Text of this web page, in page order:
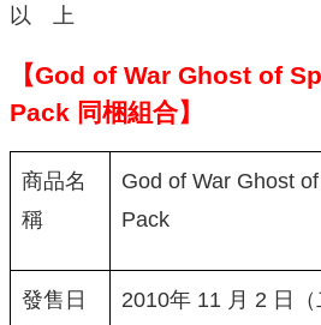
以 上
【God of War Ghost of
Pack 同梱組合】
商品名
稱
God of War Ghost
Pack
發售日
2010年 11 月 2 日（